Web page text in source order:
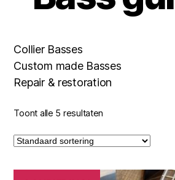
Collier Basses
Custom made Basses
Repair & restoration
Toont alle 5 resultaten